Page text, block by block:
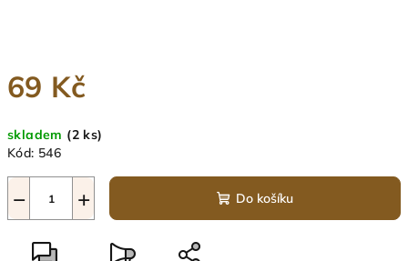
69 Kč
cena:
skladem (2 ks)
Kód: 546
+
− Do košíku